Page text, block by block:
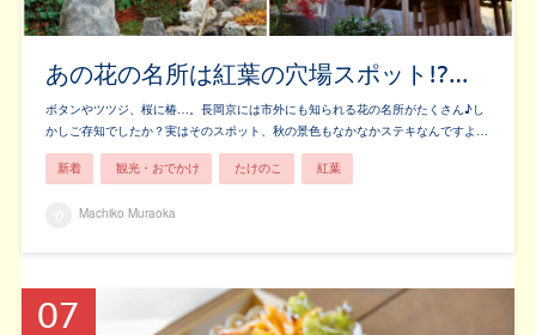
あの花の名所は紅葉の穴場スポット!?…
ボタンやツツジ、桜に椿…。長岡京には市外にも知られる花の名所がたくさん♪し
かしご存知でしたか？実はそのスポット、秋の景色もなかなかステキなんですよ…
新着 観光・おでかけ たけのこ 紅葉
Machiko Muraoka
07